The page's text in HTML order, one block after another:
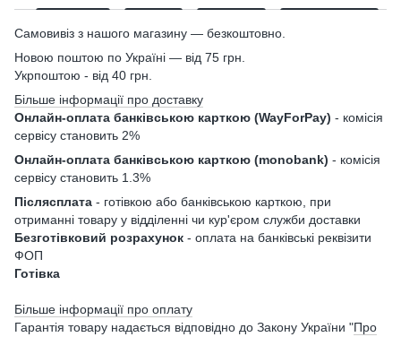
Самовивіз з нашого магазину — безкоштовно.
Новою поштою по Україні — від 75 грн.
Укрпоштою - від 40 грн.
Більше інформації про доставку
Онлайн-оплата банківською карткою (WayForPay) - комісія
сервісу становить 2%
Онлайн-оплата банківською карткою (monobank) - комісія
сервісу становить 1.3%
Післясплата - готівкою або банківською карткою, при
отриманні товару у відділенні чи кур'єром служби доставки
Безготівковий розрахунок - оплата на банківські реквізити
ФОП
Готівка
Більше інформації про оплату
Гарантія товару надається відповідно до Закону України "Про